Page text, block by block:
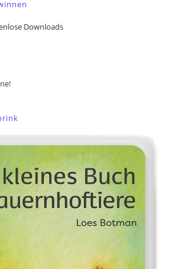
Downloads